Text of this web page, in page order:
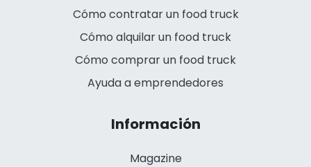
Cómo contratar un food truck
Cómo alquilar un food truck
Cómo comprar un food truck
Ayuda a emprendedores
Información
Magazine